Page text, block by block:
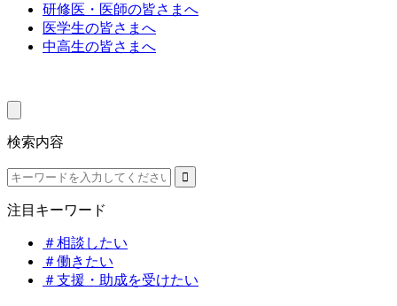
研修医・医師の皆さまへ
医学生の皆さまへ
中高生の皆さまへ
検索内容
注目キーワード
＃相談したい
＃働きたい
＃支援・助成を受けたい